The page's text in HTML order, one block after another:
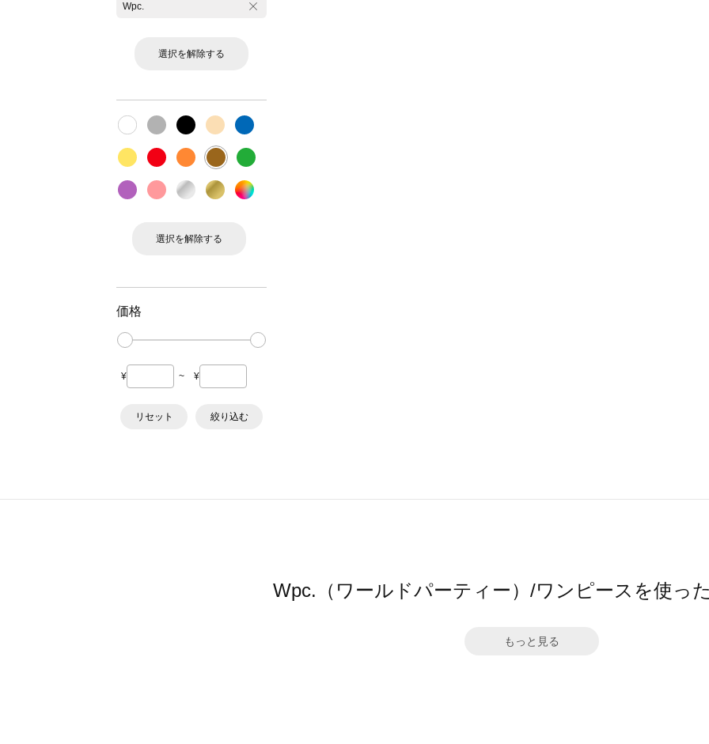
Wpc.
選択を解除する
選択を解除する
価格
¥ ~ ¥
リセット 絞り込む
Wpc.（ワールドパーティー）/ワンピースを使っ
もっと見る